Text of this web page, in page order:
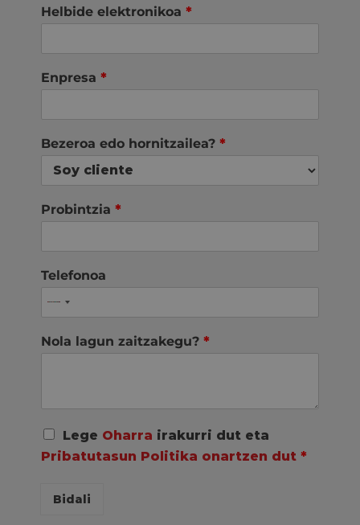
Helbide elektronikoa *
Enpresa *
Bezeroa edo hornitzailea? *
Probintzia *
Telefonoa
Nola lagun zaitzakegu? *
A
u
Lege Oharra irakurri dut eta
Pribatutasun Politika onartzen dut *
Bidali